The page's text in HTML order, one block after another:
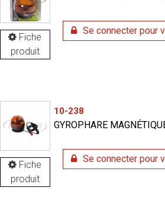
Fiche
produit
Se connecter pour
Fiche
produit
10-238
GYROPHARE
Se connecter pour